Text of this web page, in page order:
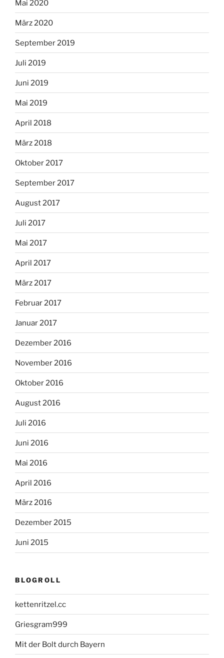
Mai 2020
März 2020
September 2019
Juli 2019
Juni 2019
Mai 2019
April 2018
März 2018
Oktober 2017
September 2017
August 2017
Juli 2017
Mai 2017
April 2017
März 2017
Februar 2017
Januar 2017
Dezember 2016
November 2016
Oktober 2016
August 2016
Juli 2016
Juni 2016
Mai 2016
April 2016
März 2016
Dezember 2015
Juni 2015
BLOGROLL
kettenritzel.cc
Griesgram999
Mit der Bolt durch Bayern